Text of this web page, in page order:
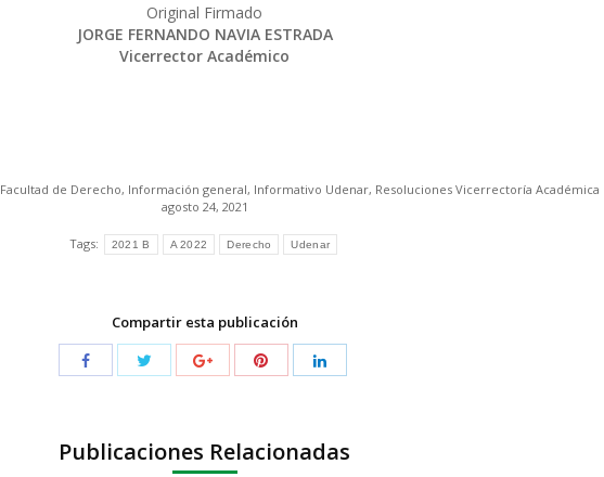
Original Firmado
JORGE FERNANDO NAVIA ESTRADA
Vicerrector Académico
Facultad de Derecho, Información general, Informativo Udenar, Resoluciones Vicerrectoría Académica
agosto 24, 2021
Tags: 2021 B A 2022 Derecho Udenar
Compartir esta publicación
Publicaciones Relacionadas